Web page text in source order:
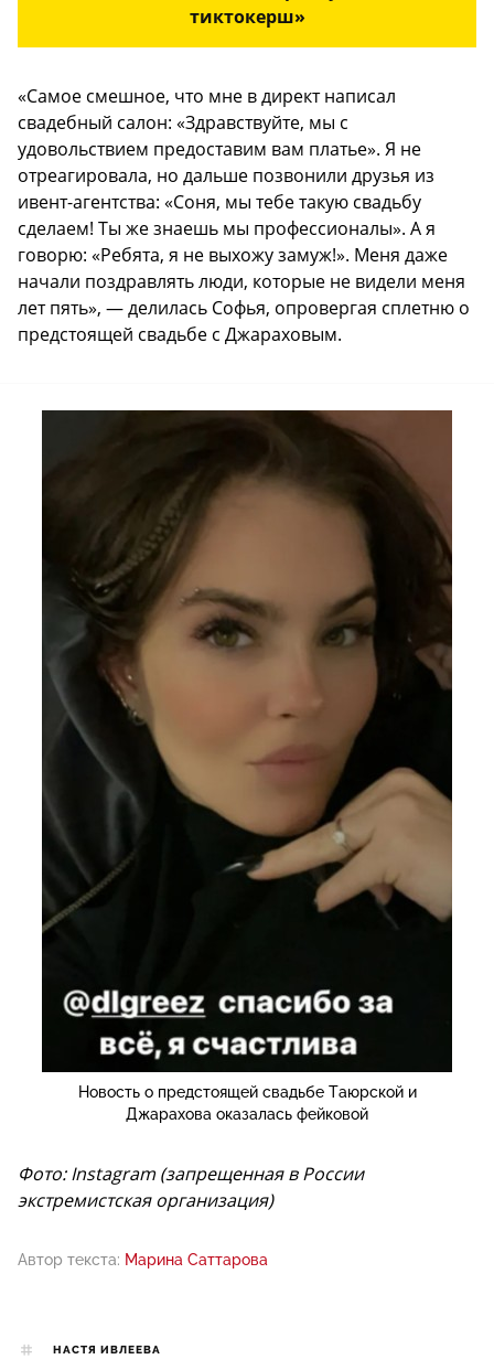
тиктокерш»
«Самое смешное, что мне в директ написал
свадебный салон: «Здравствуйте, мы с
удовольствием предоставим вам платье». Я не
отреагировала, но дальше позвонили друзья из
ивент-агентства: «Соня, мы тебе такую свадьбу
сделаем! Ты же знаешь мы профессионалы». А я
говорю: «Ребята, я не выхожу замуж!». Меня даже
начали поздравлять люди, которые не видели меня
лет пять», — делилась Софья, опровергая сплетню о
предстоящей свадьбе с Джараховым.
Новость о предстоящей свадьбе Таюрской и
Джарахова оказалась фейковой
Фото: Instagram (запрещенная в России
экстремистская организация)
Автор текста: Марина Саттарова
НАСТЯ ИВЛЕЕВА